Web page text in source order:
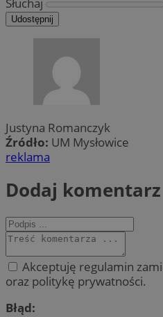
Słuchaj
Udostępnij
Justyna Romanczyk
Źródło: UM Mysłowice
reklama
Dodaj komentarz
Akceptuję regulamin
oraz politykę prywatności.
Błąd: